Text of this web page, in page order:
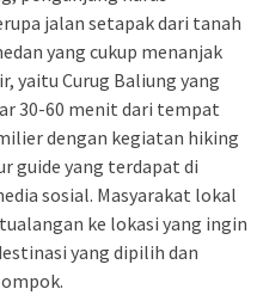
jalan setapak dari tanah
yang cukup menanjak
yaitu Curug Baliung yang
30-60 menit dari tempat
dengan kegiatan hiking
guide yang terdapat di
sosial. Masyarakat lokal
ke lokasi yang ingin
yang dipilih dan